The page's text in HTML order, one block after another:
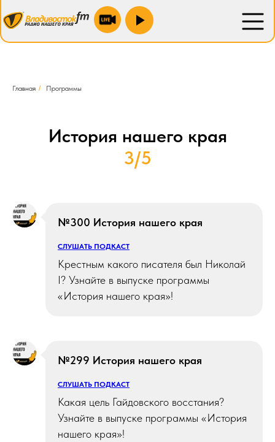
Находка 100.9 fm
Новожатково 103.5 fm
Спасск 106.2 fm
Зарубино 104.0 fm
Лесозаводск 90.0 fm
Главная / Программы
История нашего края
3/5
№300 История нашего края
СЛУШАТЬ ПОДКАСТ
Крестным какого писателя был Николай
I? Узнайте в выпуске программы
«История нашего края»!
№299 История нашего края
СЛУШАТЬ ПОДКАСТ
Какая цель Гайдовского восстания?
Узнайте в выпуске программы «История
нашего края»!